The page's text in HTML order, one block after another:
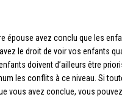
épouse avez conclu que les
le droit de voir vos enfants
doivent d’ailleurs être
les conflits à ce niveau. Si
vous avez conclue, vous